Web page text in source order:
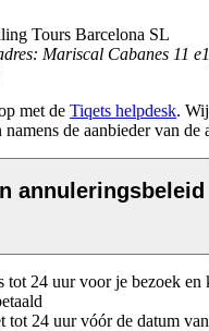
Tours Barcelona SL
Mariscal Cabanes 11
met de Tiqets helpdesk.
namens de aanbieder van de
annuleringsbeleid
tot 24 uur voor je bezoek en
tot 24 uur vóór de datum